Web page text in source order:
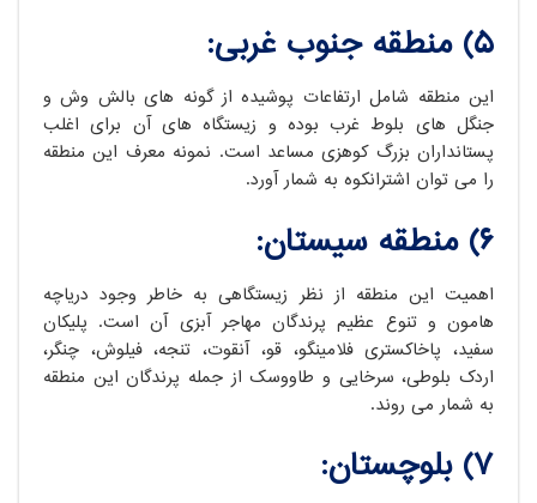
5) منطقه جنوب غربی:
این منطقه شامل ارتفاعات پوشیده از گونه های بالش وش و
جنگل های بلوط غرب بوده و زیستگاه های آن برای اغلب
پستانداران بزرگ کوهزی مساعد است. نمونه معرف این منطقه
را می توان اشترانکوه به شمار آورد.
6) منطقه سیستان:
اهمیت این منطقه از نظر زیستگاهی به خاطر وجود دریاچه
هامون و تنوع عظیم پرندگان مهاجر آبزی آن است. پلیکان
سفید، پاخاکستری فلامینگو، قو، آنقوت، تنجه، فیلوش، چنگر،
اردک بلوطی، سرخایی و طاووسک از جمله پرندگان این منطقه
به شمار می روند.
7) بلوچستان: